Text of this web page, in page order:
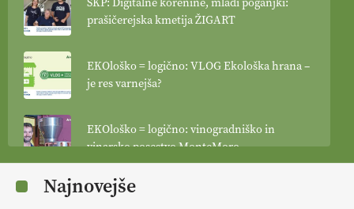
prašičerejska kmetija ŽIGART
EKOloško = logično: VLOG Ekološka hrana –
je res varnejša?
EKOloško = logično: vinogradniško in
vinarsko posestvo MonteMoro
EKOloško = logično: ekološka kmetija
Najnovejše